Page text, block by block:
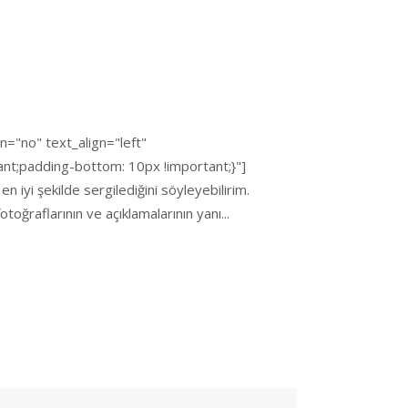
text_align="left"
bottom: 10px !important;}"]
en iyi şekilde sergilediğini söyleyebilirim.
ve açıklamalarının yanı...